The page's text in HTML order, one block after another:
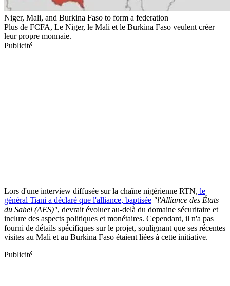
Niger, Mali, and Burkina Faso to form a federation
Plus de FCFA, Le Niger, le Mali et le Burkina Faso veulent créer
leur propre monnaie.
Publicité
Lors d'une interview diffusée sur la chaîne nigérienne RTN, le
général Tiani a déclaré que l'alliance, baptisée "l'Alliance des États
du Sahel (AES)", devrait évoluer au-delà du domaine sécuritaire et
inclure des aspects politiques et monétaires. Cependant, il n'a pas
fourni de détails spécifiques sur le projet, soulignant que ses récentes
visites au Mali et au Burkina Faso étaient liées à cette initiative.
Publicité